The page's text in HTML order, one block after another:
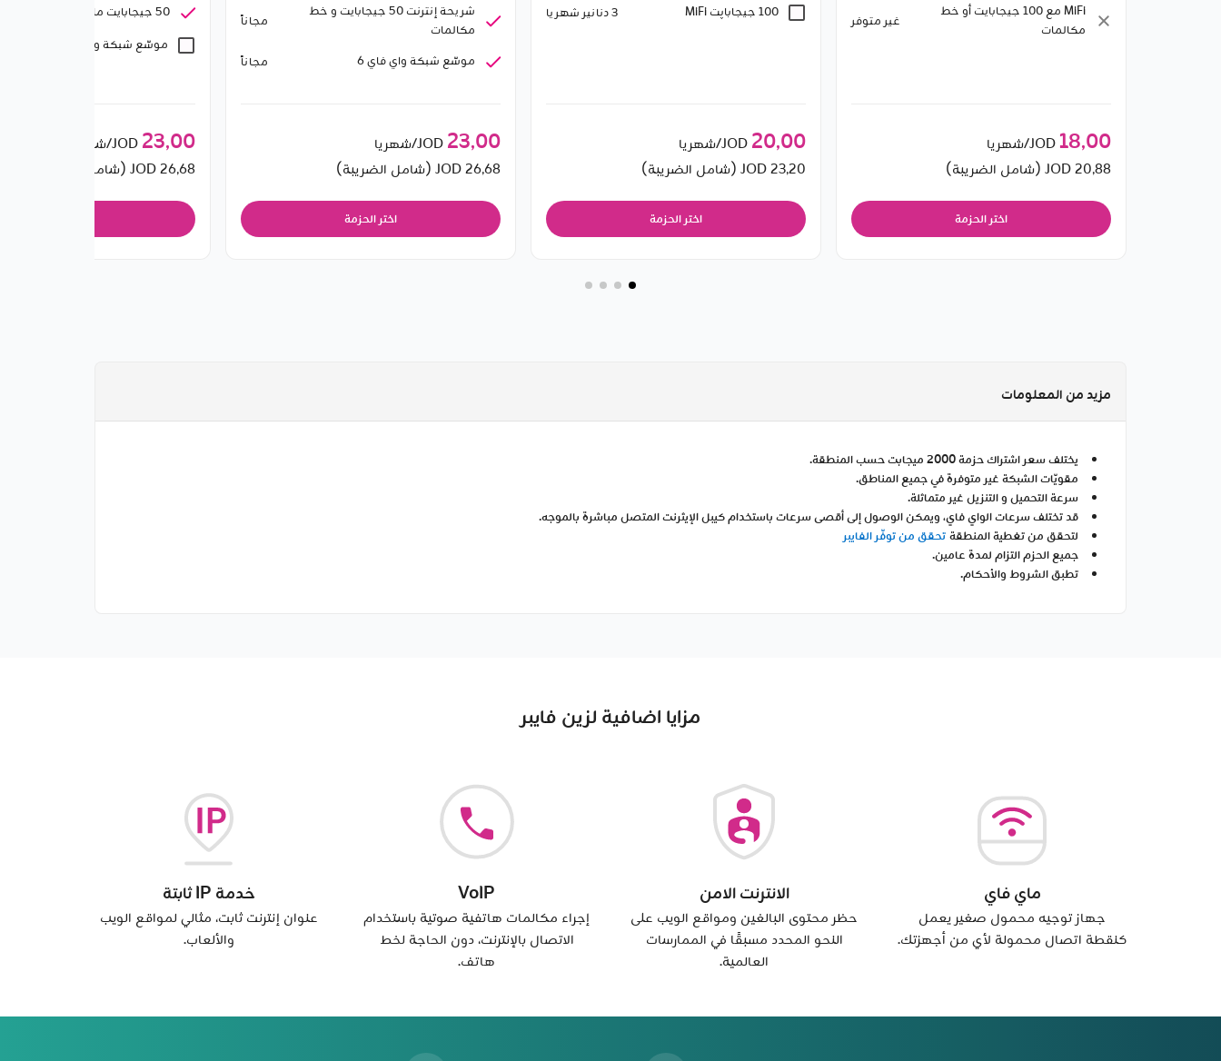
MiFi مع ‎100‎ جيجابايت أو خط
مكالمات
غير متوفر
18٫00JOD/شهريا
20٫88
اختر الحزمة
100 جيجابایت MiFi
3 دنانير شهريا
20٫00 JOD/شهريا
23٫20JOD (شامل الضريبة)
اختر الحزمة
شريحة إنترنت 50 جيجابايت و خط
مكالمات
مجاناً
موسّع شبكة واي فاي 6 مجاناً
23٫00 JOD/شهريا
26٫68JOD (شامل الضريبة)
اختر الحزمة
50 جيجابايت ماي فاي و خط مكالمات
موسّع شبكة واي فاي 6
23٫00 JOD/شهريا
26٫68JOD (شامل الضريبة)
مزيد من المعلومات
يختلف سعر اشتراك حزمة 2000 ميجابت حسب المنطقة.
مقويّات الشبكة غير متوفرة في جميع المناطق.
سرعة التحميل و التنزيل غير متماثلة.
قد تختلف سرعات الواي فاي، ويمكن الوصول إلى أقصى سرعات باستخدام كيبل الإيثرنت المتصل مباشرة بالموجه.
لتحقق من تغطية المنطقةتحقق من توفّر الفايبر
جميع الحزم التزام لمدة عامين.
تطبق الشروط والأحكام.
مزايا اضافية لزين فايبر
ماي فاي
جهاز توجيه محمول صغير يعمل
كنقطة اتصال محمولة لأي من أجهزتك.
الانترنت الامن
حظر محتوى البالغين ومواقع الويب على
النحو المحدد مسبقًا في الممارسات
العالمية.
VoIP
إجراء مكالمات هاتفية صوتية باستخدام
الاتصال بالإنترنت، دون الحاجة لخط
هاتف.
خدمة IP ثابتة
عنوان إنترنت ثابت، مثالي لمواقع الويب
والألعاب.